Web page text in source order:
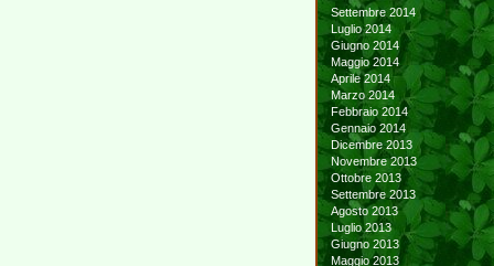
Settembre 2014
Luglio 2014
Giugno 2014
Maggio 2014
Aprile 2014
Marzo 2014
Febbraio 2014
Gennaio 2014
Dicembre 2013
Novembre 2013
Ottobre 2013
Settembre 2013
Agosto 2013
Luglio 2013
Giugno 2013
Maggio 2013